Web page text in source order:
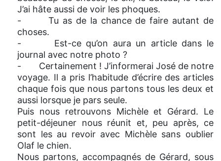
J’ai hâte aussi de voir les phoques.
- Tu as de la chance de faire autant de
choses.
- Est-ce qu’on aura un article dans le
journal avec notre photo ?
- Certainement ! J’informerai José de notre
voyage. Il a pris l’habitude d’écrire des articles
chaque fois que nous partons tous les deux et
aussi lorsque je pars seule.
Puis nous retrouvons Michèle et Gérard. Le
petit-déjeuner nous réunit et, peu après, ce
sont les au revoir avec Michèle sans oublier
Olaf le chien.
Nous partons, accompagnés de Gérard, sous